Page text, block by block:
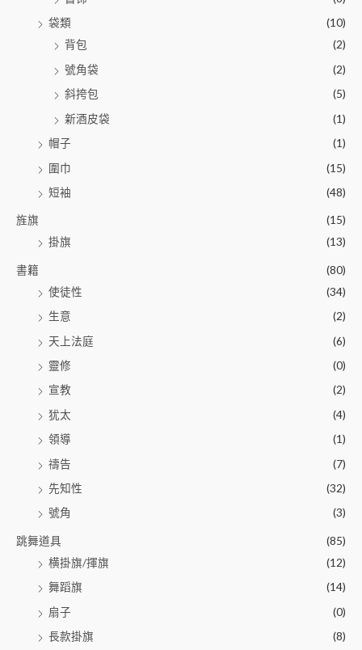
袋類
(10)
背包
(2)
號角袋
(2)
斜挎包
(5)
新酒皮袋
(1)
帽子
(1)
圍巾
(15)
短袖
(48)
旌旗
(15)
掛旗
(13)
書籍
(80)
使徒性
(34)
生意
(2)
天上法庭
(6)
靈修
(0)
宣教
(2)
犹太
(4)
領導
(1)
禱告
(7)
先知性
(32)
號角
(3)
跳舞道具
(85)
横掛旗/揮旗
(12)
舞蹈旗
(14)
扇子
(0)
長款掛旗
(8)